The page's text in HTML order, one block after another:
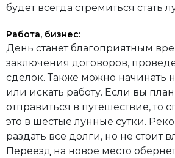
будет всегда стремиться стать
Работа, бизнес:
День станет благоприятным
заключения договоров,
сделок. Также можно начинать
или искать работу. Если вы
отправиться в путешествие, то
это в шестые лунные сутки.
раздать все долги, но не стоит
Переезд на новое место